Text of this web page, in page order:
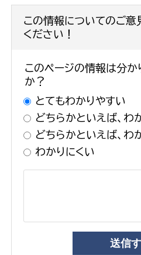
この情報についてのご意
ください！
このページの情報は分か
か？
とてもわかりやすい
どちらかといえば、わ
どちらかといえば、わ
わかりにくい